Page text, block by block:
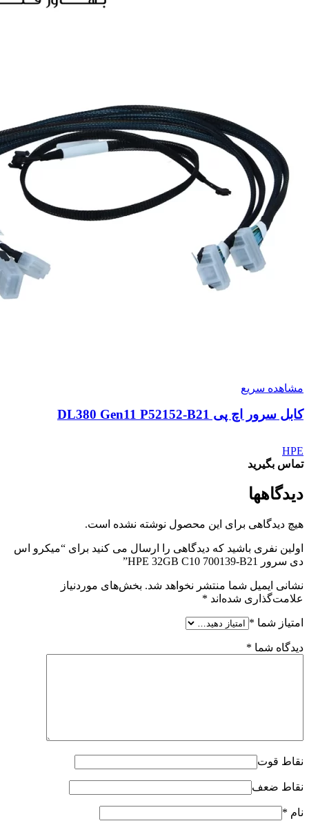
مشاهده سریع
کابل سرور اچ پی DL380 Gen11 P52152-B21
HPE
تماس بگیرید
دیدگاهها
هیچ دیدگاهی برای این محصول نوشته نشده است.
اولین نفری باشید که دیدگاهی را ارسال می کنید برای “میکرو اس
دی سرور HPE 32GB C10 700139-B21”
نشانی ایمیل شما منتشر نخواهد شد. بخش‌های موردنیاز
علامت‌گذاری شده‌اند *
امتیاز شما *
دیدگاه شما *
نقاط قوت
نقاط ضعف
نام *